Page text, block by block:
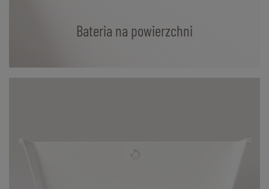
Bateria na powierzchni